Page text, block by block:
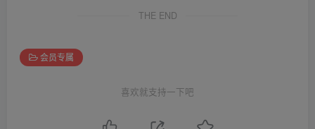
THE END
会员专属
喜欢就支持一下吧